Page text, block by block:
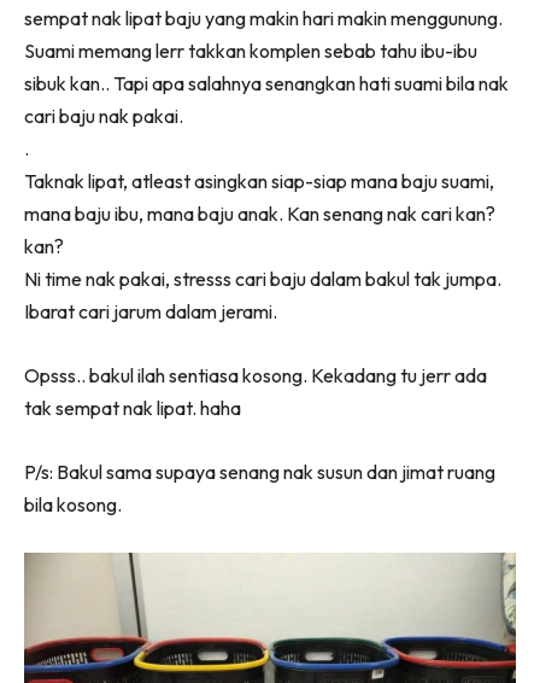
sempat nak lipat baju yang makin hari makin menggunung.
Suami memang lerr takkan komplen sebab tahu ibu-ibu
sibuk kan.. Tapi apa salahnya senangkan hati suami bila nak
cari baju nak pakai.
.
Taknak lipat, atleast asingkan siap-siap mana baju suami,
mana baju ibu, mana baju anak. Kan senang nak cari kan?
kan?
Ni time nak pakai, stresss cari baju dalam bakul tak jumpa.
Ibarat cari jarum dalam jerami.
Opsss.. bakul ilah sentiasa kosong. Kekadang tu jerr ada
tak sempat nak lipat. haha
P/s: Bakul sama supaya senang nak susun dan jimat ruang
bila kosong.